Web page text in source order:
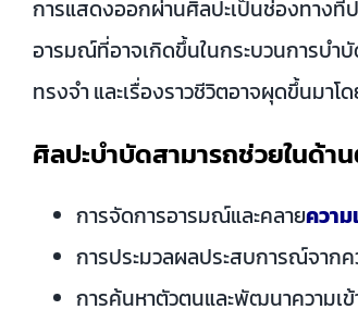
การแสดงออกผ่านศิลปะเป็นช่องทางที่
อารมณ์ที่อาจเกิดขึ้นในกระบวนการบำ
ทรงจำ และเรื่องราวชีวิตอาจผุดขึ้นมา
ศิลปะบำบัดสามารถช่วยในด้า
การจัดการอารมณ์และคลายควา
การประมวลผลประสบการณ์จาก
การค้นหาตัวตนและพัฒนาความเข้